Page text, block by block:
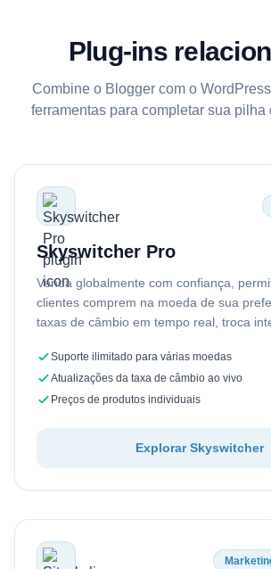
Plug-ins
Combine o Blogger com o
ferramentas para completar sua pilha
Skyswitcher Pro
Venda globalmente com confiança,
clientes comprem na moeda de sua
taxas de câmbio em tempo real, troca
Suporte ilimitado para várias moedas
Atualizações da taxa de câmbio ao vivo
Preços de produtos individuais
Explorar Skyswitcher